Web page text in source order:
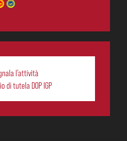
l’attività
di tutela DOP IGP